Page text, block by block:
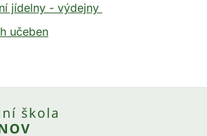
jídelny - výdejny
učeben